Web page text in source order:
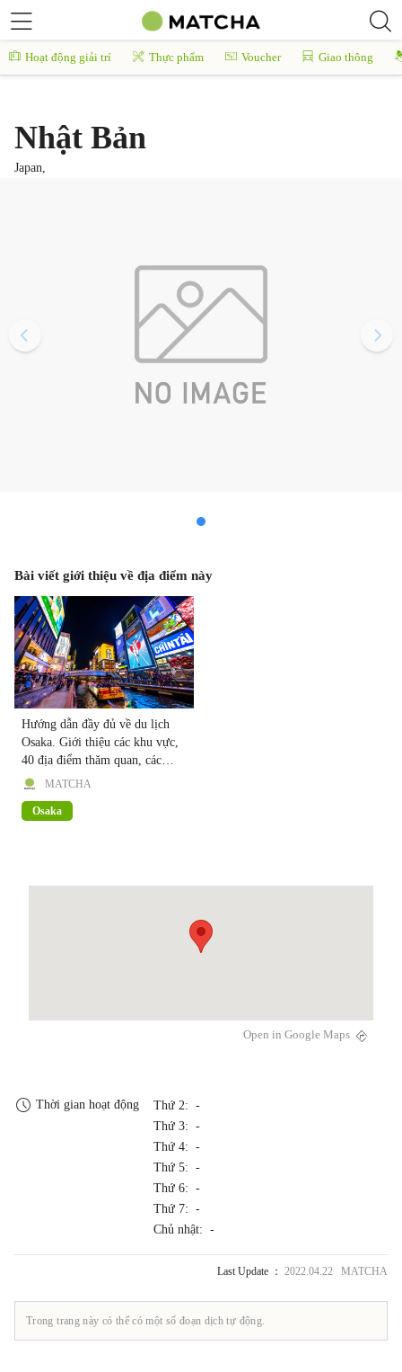
Hoạt động giải trí Thực phẩm Voucher Giao thông
Nhật Bản
Japan,
Bài viết giới thiệu về địa điểm này
Hướng dẫn đầy đủ về du lịch
Osaka. Giới thiệu các khu vực,
40 địa điểm thăm quan, các
món ăn ngon, phương tiện di
MATCHA
Osaka
Open in Google Maps
Thời gian hoạt động
Thứ 2: -
Thứ 3: -
Thứ 4: -
Thứ 5: -
Thứ 6: -
Thứ 7: -
Chủ nhật: -
Last Update ： 2022.04.22 MATCHA
Trong trang này có thể có một số đoạn dịch tự động.